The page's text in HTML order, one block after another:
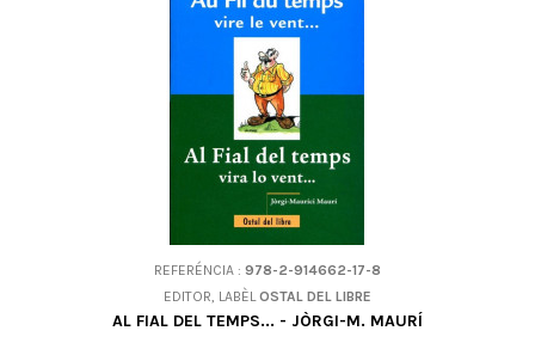
REFERÉNCIA : 978-2-914662-17-8
EDITOR, LABÈLOSTAL DEL LIBRE
AL FIAL DEL TEMPS... - JÒRGI-M. MAURÍ